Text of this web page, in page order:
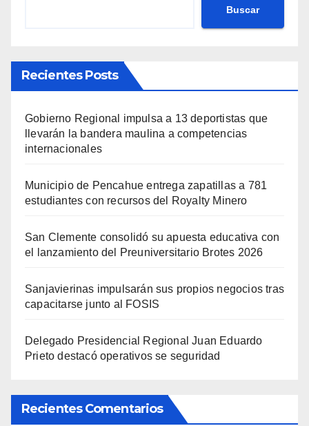
Buscar
Recientes Posts
Gobierno Regional impulsa a 13 deportistas que
llevarán la bandera maulina a competencias
internacionales
Municipio de Pencahue entrega zapatillas a 781
estudiantes con recursos del Royalty Minero
San Clemente consolidó su apuesta educativa con
el lanzamiento del Preuniversitario Brotes 2026
Sanjavierinas impulsarán sus propios negocios tras
capacitarse junto al FOSIS
Delegado Presidencial Regional Juan Eduardo
Prieto destacó operativos se seguridad
Recientes Comentarios